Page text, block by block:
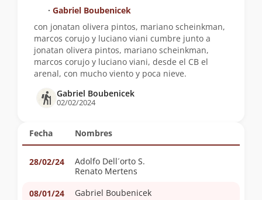
Fecha Nombres
28/02/24
Adolfo Dell´orto S.
Renato Mertens
08/01/24
Gabriel Boubenicek
∙ Gabriel Boubenicek
con jonatan olivera pintos, mariano scheinkman,
marcos corujo y luciano viani cumbre junto a
jonatan olivera pintos, mariano scheinkman,
marcos corujo y luciano viani, desde el CB el
arenal, con mucho viento y poca nieve.
Gabriel Boubenicek
02/02/2024